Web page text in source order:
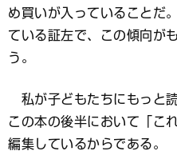
め買いが入っていることだ
ている証左で、この傾向が
う。
私が子どもたちにもっと
この本の後半において「こ
編集しているからである。